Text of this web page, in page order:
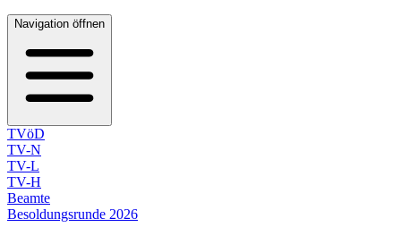
Navigation öffnen
TVöD
TV-N
TV-L
TV-H
Beamte
Besoldungsrunde 2026